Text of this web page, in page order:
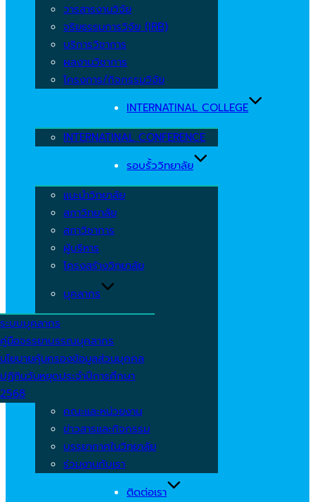
วารสารงานวิจัย
จริยธรรมการวิจัย (IRB)
บริการวิชาการ
ผลงานวิชาการ
โครงการ/กิจกรรมวิจัย
INTERNATINAL COLLEGE
INTERNATINAL CONFERENCE
รอบรั้ววิทยาลัย
แนะนำวิทยาลัย
สภาวิทยาลัย
สภาวิชาการ
ผู้บริหาร
โครงสร้างวิทยาลัย
บุคลากร
ระบบบุคลากร
คู่มือจรรยาบรรณบุคลากร
นโยบายคุ้มครองข้อมูลส่วนบุคคล
ปฏิทินวันหยุดประจำปีการศึกษา
2568
คณะและหน่วยงาน
ข่าวสารและกิจกรรม
บรรยากาศในวิทยาลัย
ร่วมงานกับเรา
ติดต่อเรา